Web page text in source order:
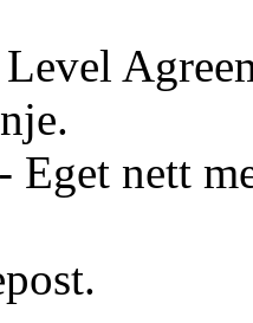
Eget nett